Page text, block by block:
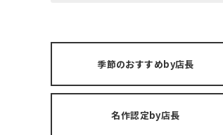
季節のおすすめby店長
名作認定by店長